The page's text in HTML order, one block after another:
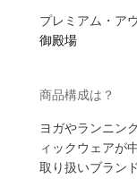
プレミアム・ア
御殿場
商品構成は？
ヨガやランニン
ィックウェアが
取り扱いブラン